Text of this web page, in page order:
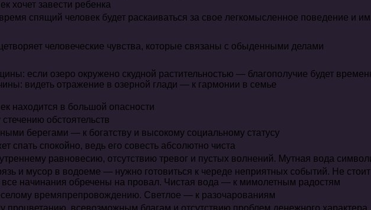
хочет завести ребенка
спящий человек будет раскаиваться за свое легкомысленное поведение и
человеческие чувства, которые связаны с обыденными делами
если озеро окружено скудной растительностью — благополучие будет
видеть отражение в озерной глади — к гармонии в семье
находится в большой опасности
обстоятельств
берегами — к богатству и высокому социальному статусу
спать спокойно, ведь его совесть абсолютно чиста
равновесию, отсутствию тревог и пустых волнений. Мутная вода
и мусор в водоеме — нужно готовиться к череде неприятных событий. Не
все начинания обречены на провал. Чистая вода — к мимолетным радостям
времяпрепровождению. Светлое — к разочарованиям
процветанию, всевозможным благам и отсутствию проблем денежного характера